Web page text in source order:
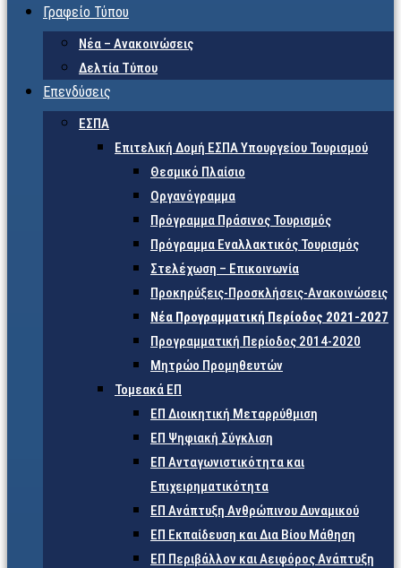
Γραφείο Τύπου
Νέα – Ανακοινώσεις
Δελτία Τύπου
Επενδύσεις
ΕΣΠΑ
Επιτελική Δομή ΕΣΠΑ Υπουργείου Τουρισμού
Θεσμικό Πλαίσιο
Οργανόγραμμα
Πρόγραμμα Πράσινος Τουρισμός
Πρόγραμμα Εναλλακτικός Τουρισμός
Στελέχωση – Επικοινωνία
Προκηρύξεις-Προσκλήσεις-Ανακοινώσεις
Νέα Προγραμματική Περίοδος 2021-2027
Προγραμματική Περίοδος 2014-2020
Μητρώο Προμηθευτών
Τομεακά ΕΠ
ΕΠ Διοικητική Μεταρρύθμιση
ΕΠ Ψηφιακή Σύγκλιση
ΕΠ Ανταγωνιστικότητα και
Επιχειρηματικότητα
ΕΠ Ανάπτυξη Ανθρώπινου Δυναμικού
ΕΠ Εκπαίδευση και Δια Βίου Μάθηση
ΕΠ Περιβάλλον και Αειφόρος Ανάπτυξη